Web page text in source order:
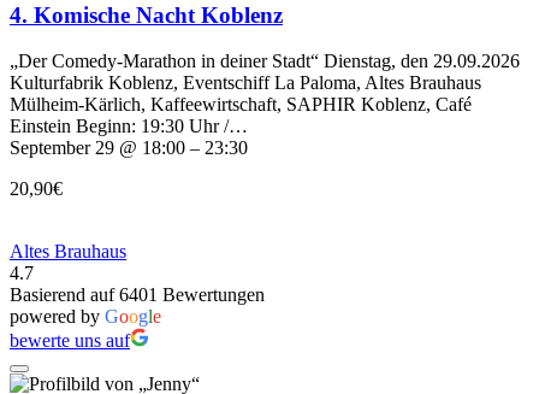
4. Komische Nacht Koblenz
„Der Comedy-Marathon in deiner Stadt“ Dienstag, den 29.09.2026
Kulturfabrik Koblenz, Eventschiff La Paloma, Altes Brauhaus
Mülheim-Kärlich, Kaffeewirtschaft, SAPHIR Koblenz, Café
Einstein Beginn: 19:30 Uhr /…
September 29 @ 18:00 – 23:30
20,90€
Altes Brauhaus
4.7
Basierend auf 6401 Bewertungen
powered by Google
bewerte uns auf